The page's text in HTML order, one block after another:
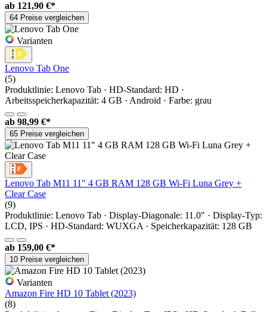
ab 121,90 €*
64 Preise vergleichen
Varianten
Lenovo Tab One
(5)
Produktlinie: Lenovo Tab · HD-Standard: HD ·
Arbeitsspeicherkapazität: 4 GB · Android · Farbe: grau
ab 98,99 €*
65 Preise vergleichen
Lenovo Tab M11 11" 4 GB RAM 128 GB Wi-Fi Luna Grey +
Clear Case
(9)
Produktlinie: Lenovo Tab · Display-Diagonale: 11.0" · Display-Typ:
LCD, IPS · HD-Standard: WUXGA · Speicherkapazität: 128 GB
ab 159,00 €*
10 Preise vergleichen
Varianten
Amazon Fire HD 10 Tablet (2023)
(8)